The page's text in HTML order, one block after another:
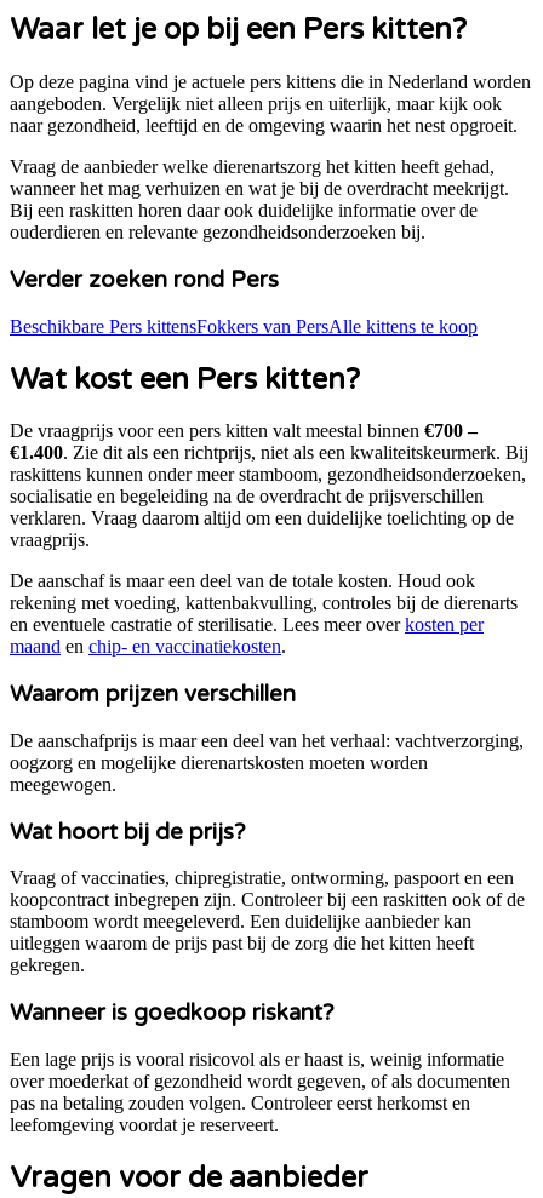
Waar let je op bij een Perskitten?
Op deze pagina vind je actuele pers kittens die in Nederland worden
aangeboden. Vergelijk niet alleen prijs en uiterlijk, maar kijk ook
naar gezondheid, leeftijd en de omgeving waarin het nest opgroeit.
Vraag de aanbieder welke dierenartszorg het kitten heeft gehad,
wanneer het mag verhuizen en wat je bij de overdracht meekrijgt.
Bij een raskitten horen daar ook duidelijke informatie over de
ouderdieren en relevante gezondheidsonderzoeken bij.
Verder zoeken rond Pers
Beschikbare Pers kittensFokkers van PersAlle kittens te koop
Wat kost een Perskitten?
De vraagprijs voor een pers kitten valt meestal binnen €700 –
€1.400. Zie dit als een richtprijs, niet als een kwaliteitskeurmerk. Bij
raskittens kunnen onder meer stamboom, gezondheidsonderzoeken,
socialisatie en begeleiding na de overdracht de prijsverschillen
verklaren. Vraag daarom altijd om een duidelijke toelichting op de
vraagprijs.
De aanschaf is maar een deel van de totale kosten. Houd ook
rekening met voeding, kattenbakvulling, controles bij de dierenarts
en eventuele castratie of sterilisatie. Lees meer over kosten per
maand en chip- en vaccinatiekosten.
Waarom prijzen verschillen
De aanschafprijs is maar een deel van het verhaal: vachtverzorging,
oogzorg en mogelijke dierenartskosten moeten worden
meegewogen.
Wat hoort bij de prijs?
Vraag of vaccinaties, chipregistratie, ontworming, paspoort en een
koopcontract inbegrepen zijn. Controleer bij een raskitten ook of de
stamboom wordt meegeleverd. Een duidelijke aanbieder kan
uitleggen waarom de prijs past bij de zorg die het kitten heeft
gekregen.
Wanneer is goedkoop riskant?
Een lage prijs is vooral risicovol als er haast is, weinig informatie
over moederkat of gezondheid wordt gegeven, of als documenten
pas na betaling zouden volgen. Controleer eerst herkomst en
leefomgeving voordat je reserveert.
Vragen voor de aanbieder